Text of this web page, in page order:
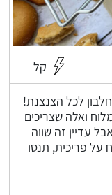
קל
מלוח עם כ-93 גרם חלבון לכל הצנצנת!
ואלה שצריכים
עדיין זה שווה
/ למרוח על פריכית, תנסו